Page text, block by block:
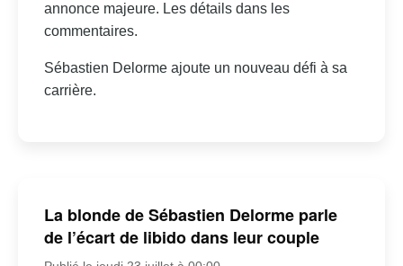
annonce majeure. Les détails dans les
commentaires.
Sébastien Delorme ajoute un nouveau défi à sa
carrière.
La blonde de Sébastien Delorme parle
de l’écart de libido dans leur couple